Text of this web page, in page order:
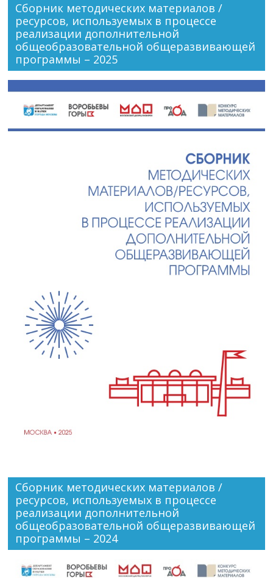
Сборник методических материалов /
ресурсов, используемых в процессе
реализации дополнительной
общеобразовательной общеразвивающей
программы – 2025
Сборник методических материалов /
ресурсов, используемых в процессе
реализации дополнительной
общеобразовательной общеразвивающей
программы – 2024